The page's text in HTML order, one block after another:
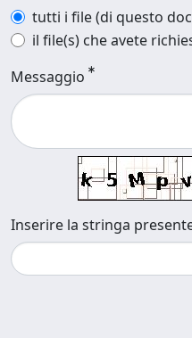
tutti i file (di questo
il file(s) che avete
Messaggio
Inserire la stringa